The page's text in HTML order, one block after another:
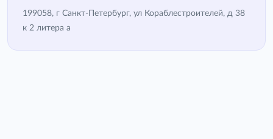
199058, г Санкт-Петербург, ул Кораблестроителей, д 38
к 2 литера а